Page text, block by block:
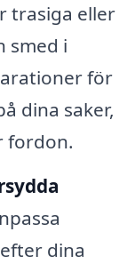
trasiga eller
smed i
för
dina saker,
fordon.
dina